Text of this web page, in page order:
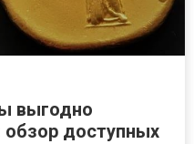
выгодно
обзор доступных